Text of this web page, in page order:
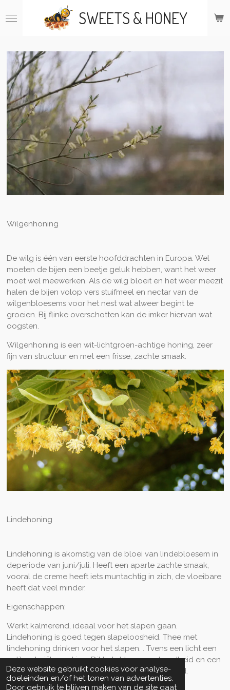
Deze website gebruikt cookies voor analyse-
doeleinden en/of het tonen van advertenties.
Door gebruik te blijven maken van de site gaat
direct
hoofdinhoud
SWEETS & HONEY
Wilgenhoning
De wilg is één van eerste hoofddrachten in Europa. Wel
moeten de bijen een beetje geluk hebben, want het weer
moet wel meewerken. Als de wilg bloeit en het weer meezit
halen de bijen volop vers stuifmeel en nectar van de
wilgenbloesems voor het nest wat alweer begint te
groeien. Bij flinke overschotten kan de imker hiervan wat
oogsten.
Wilgenhoning is een wit-lichtgroen-achtige honing, zeer
fijn van structuur en met een frisse, zachte smaak.
Lindehoning
Lindehoning is akomstig van de bloei van lindebloesem in
deperiode van juni/juli. Heeft een aparte zachte smaak,
vooral de creme heeft iets muntachtig in zich, de vloeibare
heeft dat veel minder.
Eigenschappen:
Werkt kalmerend, ideaal voor het slapen gaan.
Lindehoning is goed tegen slapeloosheid. Thee met
lindehoning drinken voor het slapen. . Tvens een licht een
antibacteriële werking. Dit helpt tegen verkoudheid en een
zere keel, dit zowel verzachtend als ontsmettend.